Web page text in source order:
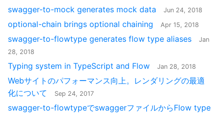
swagger-to-mock generates mock data Jun 24, 2018
optional-chain brings optional chaining Apr 15, 2018
swagger-to-flowtype generates flow type aliases
Jan
28, 2018
Typing system in TypeScript and Flow Jan 28, 2018
Webサイトのパフォーマンス向上。レンダリングの最適
化について
Sep 24, 2017
swagger-to-flowtypeでswaggerファイルからFlow type